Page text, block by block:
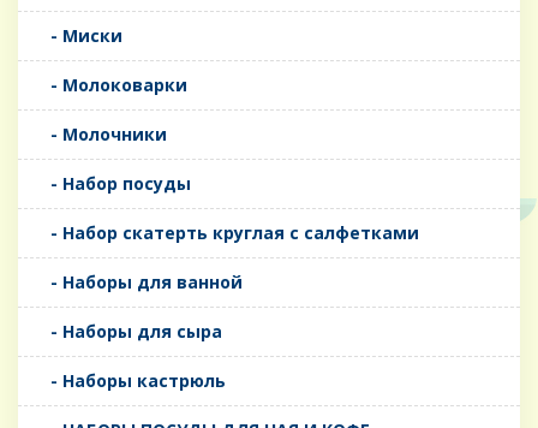
- Миски
- Молоковарки
- Молочники
- Набор посуды
- Набор скатерть круглая с салфетками
- Наборы для ванной
- Наборы для сыра
- Наборы кастрюль